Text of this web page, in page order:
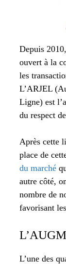
Depuis 2010,
ouvert à la
les
L’ARJEL
Ligne) est
du respect
Après cette
place de
du marché
autre côté,
nombre de
favorisant
L’une des